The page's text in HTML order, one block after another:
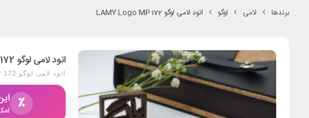
برندها لامی لوگو اتود لامی لوگو LAMY Logo MP 172
اتود لامی لوگو LAMY Logo MP 172
اتود لامی لوگو LAMY Logo MP 172
٪